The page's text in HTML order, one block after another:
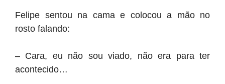
Felipe sentou na cama e colocou a mão no
rosto falando:
– Cara, eu não sou viado, não era para ter
acontecido…